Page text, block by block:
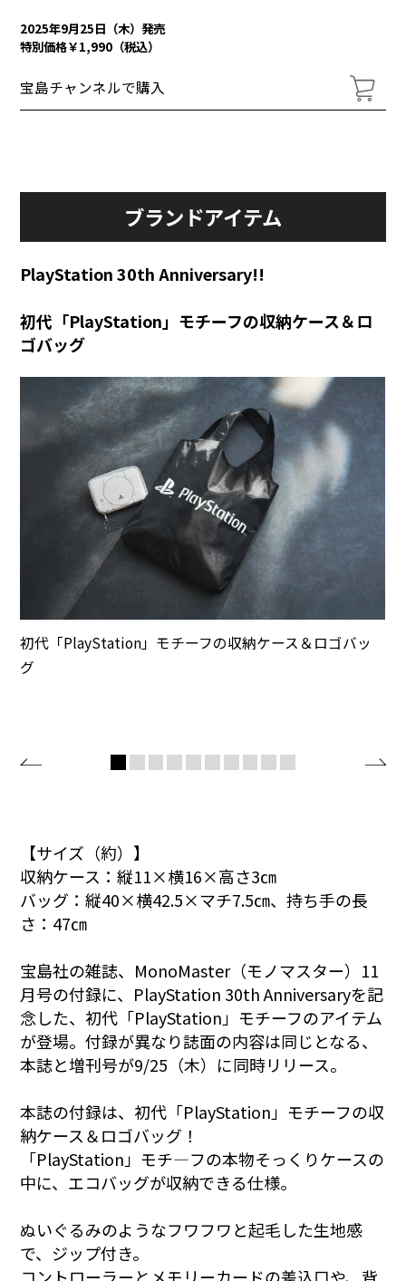
2025年9月25日（木）発売
特別価格￥1,990（税込）
宝島チャンネルで購入
ブランドアイテム
初代「PlayStation」モチーフの収納ケース＆ロゴバッ
グ
PlayStation 30th Anniversary!!
初代「PlayStation」モチーフの収納ケース＆ロ
ゴバッグ
【サイズ（約）】
収納ケース：縦11×横16×高さ3㎝
バッグ：縦40×横42.5×マチ7.5㎝、持ち手の長
さ：47㎝
宝島社の雑誌、MonoMaster（モノマスター）11
月号の付録に、PlayStation 30th Anniversaryを記
念した、初代「PlayStation」モチーフのアイテム
が登場。付録が異なり誌面の内容は同じとなる、
本誌と増刊号が9/25（木）に同時リリース。
本誌の付録は、初代「PlayStation」モチーフの収
納ケース＆ロゴバッグ！
「PlayStation」モチ―フの本物そっくりケースの
中に、エコバッグが収納できる仕様。
ぬいぐるみのようなフワフワと起毛した生地感
で、ジップ付き。